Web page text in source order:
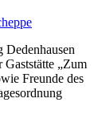
Dedenhausen
„Zum
Freunde des